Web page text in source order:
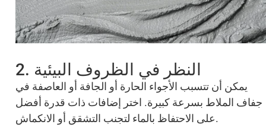
2. النظر في الظروف البيئية
يمكن أن تتسبب الأجواء الحارة أو الجافة أو العاصفة في
جفاف الملاط بسرعة كبيرة. اختر إضافات ذات قدرة أفضل
على الاحتفاظ بالماء لتجنب التشقق أو الانكماش.